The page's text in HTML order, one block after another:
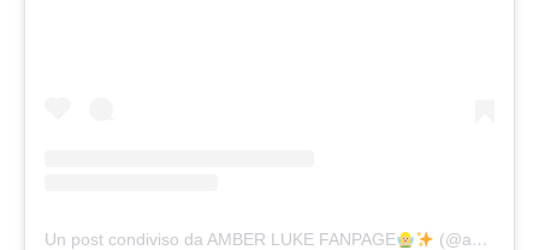
Un post condiviso da AMBER LUKE FANPAGE (@ambslukefanpage)